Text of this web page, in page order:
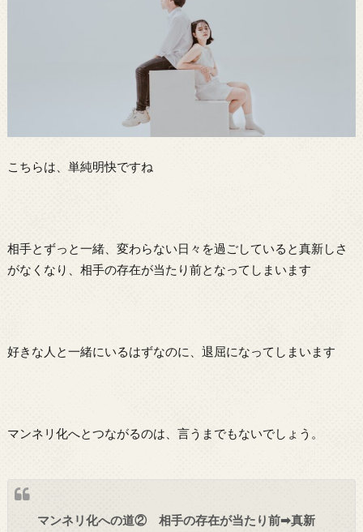
こちらは、単純明快ですね
相手とずっと一緒、変わらない日々を過ごしていると真新しさ
がなくなり、相手の存在が当たり前となってしまいます
好きな人と一緒にいるはずなのに、退屈になってしまいます
マンネリ化へとつながるのは、言うまでもないでしょう。
マンネリ化への道② 相手の存在が当たり前➡真新